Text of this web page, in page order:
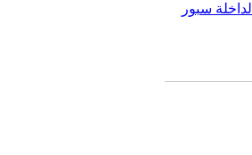
الداخلة سبور